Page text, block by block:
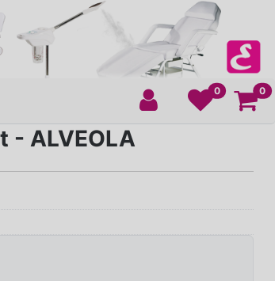
0 0
- ALVEOLA